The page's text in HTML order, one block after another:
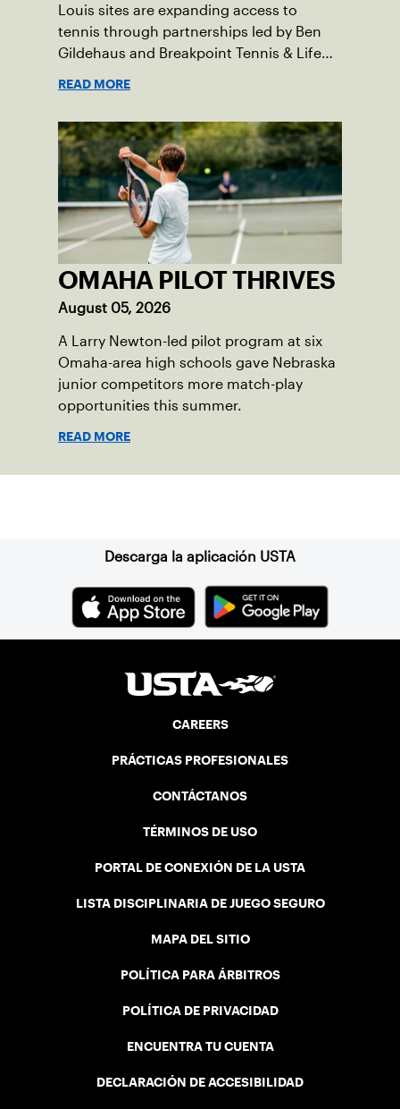
Louis sites are expanding access to
tennis through partnerships led by Ben
Gildehaus and Breakpoint Tennis & Life
READ MORE
OMAHA PILOT THRIVES
August 05, 2026
A Larry Newton-led pilot program at six
Omaha-area high schools gave Nebraska
junior competitors more match-play
opportunities this summer.
READ MORE
Descarga la aplicación USTA
CAREERS
PRÁCTICAS PROFESIONALES
CONTÁCTANOS
TÉRMINOS DE USO
PORTAL DE CONEXIÓN DE LA USTA
LISTA DISCIPLINARIA DE JUEGO SEGURO
MAPA DEL SITIO
POLÍTICA PARA ÁRBITROS
POLÍTICA DE PRIVACIDAD
ENCUENTRA TU CUENTA
DECLARACIÓN DE ACCESIBILIDAD